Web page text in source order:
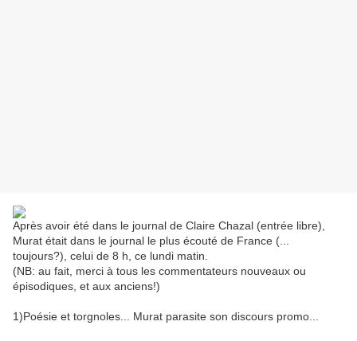
Après avoir été dans le journal de Claire Chazal (entrée libre),
Murat était dans le journal le plus écouté de France (...
toujours?), celui de 8 h, ce lundi matin.
(NB: au fait, merci à tous les commentateurs nouveaux ou
épisodiques, et aux anciens!)
1)Poésie et torgnoles... Murat parasite son discours promo...